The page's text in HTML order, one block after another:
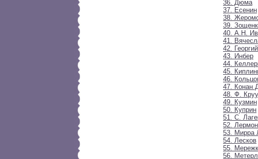
36. Дюма
37. Есенин
38.
39.
40. А.Н.
41.
42.
43. Инбер
44.
45.
46.
47. Конан
48. Ф.
49. Кузмин
50. Куприн
51. С.
52.
53. Мирра
54. Лесков
55.
56.